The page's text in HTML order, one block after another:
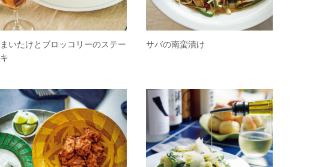
まいたけとブロッコリーのステー
キ
サバの南蛮漬け